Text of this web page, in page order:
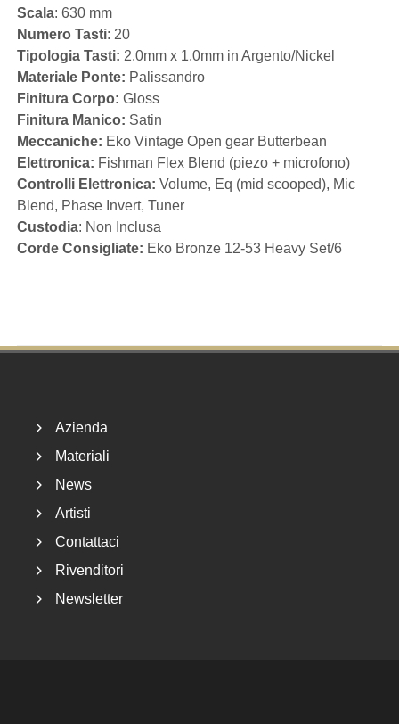
Scala: 630 mm
Numero Tasti: 20
Tipologia Tasti: 2.0mm x 1.0mm in Argento/Nickel
Materiale Ponte: Palissandro
Finitura Corpo: Gloss
Finitura Manico: Satin
Meccaniche: Eko Vintage Open gear Butterbean
Elettronica: Fishman Flex Blend (piezo + microfono)
Controlli Elettronica: Volume, Eq (mid scooped), Mic
Blend, Phase Invert, Tuner
Custodia: Non Inclusa
Corde Consigliate: Eko Bronze 12-53 Heavy Set/6
Azienda
Materiali
News
Artisti
Contattaci
Rivenditori
Newsletter